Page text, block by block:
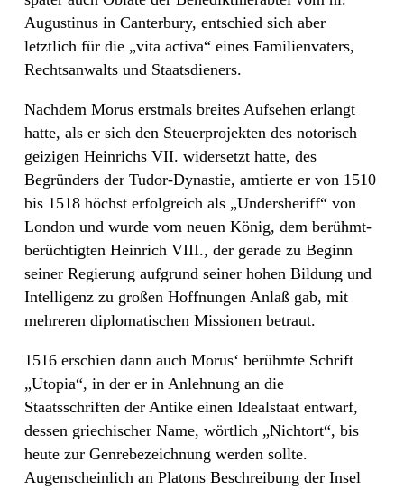
Augustinus in Canterbury, entschied sich aber
letztlich für die „vita activa“ eines Familienvaters,
Rechtsanwalts und Staatsdieners.
Nachdem Morus erstmals breites Aufsehen erlangt
hatte, als er sich den Steuerprojekten des notorisch
geizigen Heinrichs VII. widersetzt hatte, des
Begründers der Tudor-Dynastie, amtierte er von 1510
bis 1518 höchst erfolgreich als „Undersheriff“ von
London und wurde vom neuen König, dem berühmt-
berüchtigten Heinrich VIII., der gerade zu Beginn
seiner Regierung aufgrund seiner hohen Bildung und
Intelligenz zu großen Hoffnungen Anlaß gab, mit
mehreren diplomatischen Missionen betraut.
1516 erschien dann auch Morus‘ berühmte Schrift
„Utopia“, in der er in Anlehnung an die
Staatsschriften der Antike einen Idealstaat entwarf,
dessen griechischer Name, wörtlich „Nichtort“, bis
heute zur Genrebezeichnung werden sollte.
Augenscheinlich an Platons Beschreibung der Insel